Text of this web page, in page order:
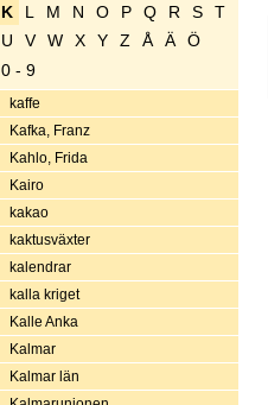
K
L M N O P Q R S
T
U
V W X Y Z Å Ä
Ö
0 - 9
kaffe
Kafka, Franz
Kahlo, Frida
Kairo
kakao
kaktusväxter
kalendrar
kalla kriget
Kalle Anka
Kalmar
Kalmar län